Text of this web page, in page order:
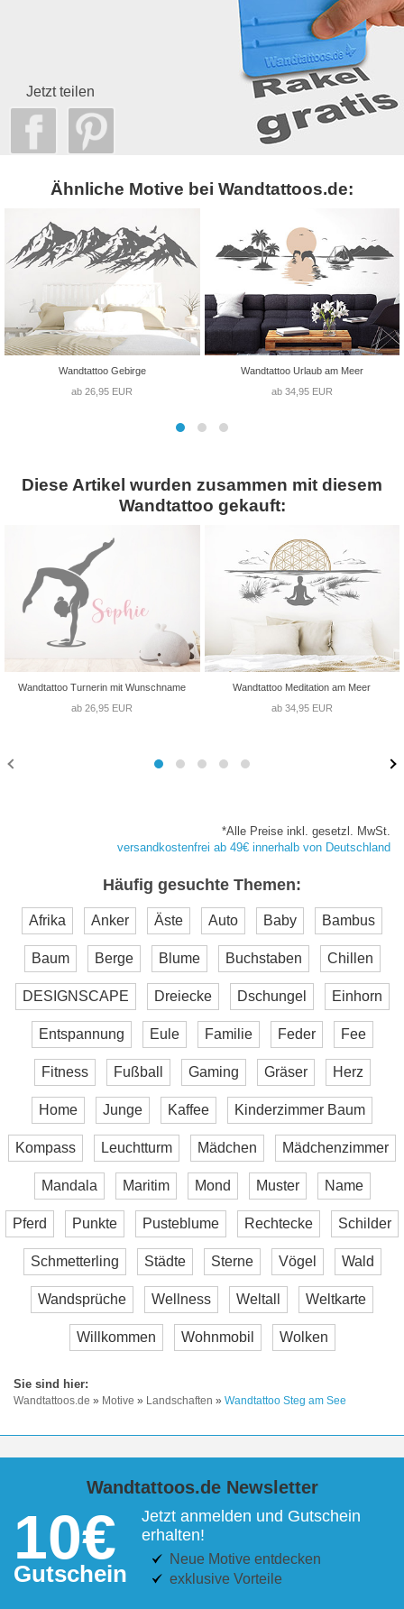
Jetzt teilen
Ähnliche Motive bei Wandtattoos.de:
Wandtattoo Gebirge
ab 26,95 EUR
Wandtattoo Urlaub am Meer
ab 34,95 EUR
Diese Artikel wurden zusammen mit diesem
Wandtattoo gekauft:
Wandtattoo Turnerin mit Wunschname
ab 26,95 EUR
Wandtattoo Meditation am Meer
ab 34,95 EUR
*Alle Preise inkl. gesetzl. MwSt.
versandkostenfrei ab 49€ innerhalb von Deutschland
Häufig gesuchte Themen:
Afrika Anker Äste Auto Baby Bambus
Baum Berge Blume Buchstaben Chillen
DESIGNSCAPE Dreiecke Dschungel Einhorn
Entspannung Eule Familie Feder Fee
Fitness Fußball Gaming Gräser Herz
Home Junge Kaffee Kinderzimmer Baum
Kompass Leuchtturm Mädchen Mädchenzimmer
Mandala Maritim Mond Muster Name
Pferd Punkte Pusteblume Rechtecke Schilder
Schmetterling Städte Sterne Vögel Wald
Wandsprüche Wellness Weltall Weltkarte
Willkommen Wohnmobil Wolken
Wandtattoos.de » Motive » Landschaften » Wandtattoo Steg am See
Wandtattoos.de Newsletter
10€
Gutschein
Jetzt anmelden und Gutschein
erhalten!
Neue Motive entdecken
exklusive Vorteile